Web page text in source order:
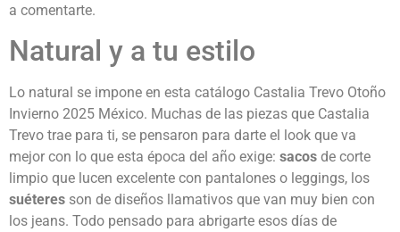
a comentarte.
Natural y a tu estilo
Lo natural se impone en esta catálogo Castalia Trevo Otoño
Invierno 2025 México. Muchas de las piezas que Castalia
Trevo trae para ti, se pensaron para darte el look que va
mejor con lo que esta época del año exige: sacos de corte
limpio que lucen excelente con pantalones o leggings, los
suéteres son de diseños llamativos que van muy bien con
los jeans. Todo pensado para abrigarte esos días de